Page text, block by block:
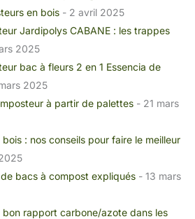
en bois - 2 avril 2025
Jardipolys CABANE : les trappes
2025
bac à fleurs 2 en 1 Essencia de
2025
à partir de palettes - 21 mars
: nos conseils pour faire le meilleur
bacs à compost expliqués - 13 mars
bon rapport carbone/azote dans les